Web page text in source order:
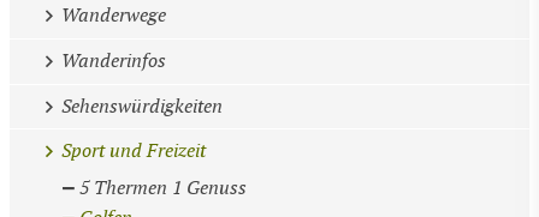
Wanderwege
Wanderinfos
Sehenswürdigkeiten
Sport und Freizeit
5 Thermen 1 Genuss